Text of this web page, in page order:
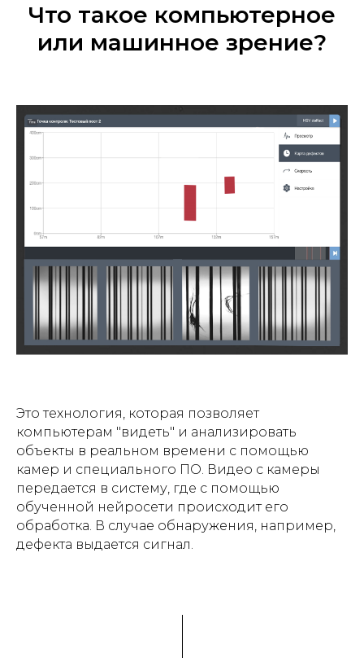
Что такое компьютерное
или машинное зрение?
Это технология, которая позволяет
компьютерам "видеть" и анализировать
объекты в реальном времени с помощью
камер и специального ПО. Видео с камеры
передается в систему, где с помощью
обученной нейросети происходит его
обработка. В случае обнаружения, например,
дефекта выдается сигнал.